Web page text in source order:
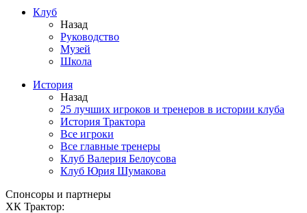
Клуб
Назад
Руководство
Музей
Школа
История
Назад
25 лучших игроков и тренеров в истории клуба
История Трактора
Все игроки
Все главные тренеры
Клуб Валерия Белоусова
Клуб Юрия Шумакова
Спонсоры и партнеры
ХК Трактор: